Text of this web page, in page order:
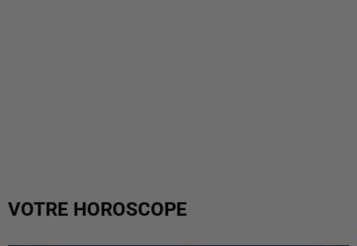
VOTRE HOROSCOPE